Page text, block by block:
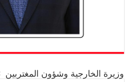
وزيرة الخارجية وشؤون المغتربين